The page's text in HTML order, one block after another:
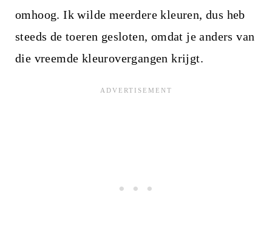
omhoog. Ik wilde meerdere kleuren, dus heb
steeds de toeren gesloten, omdat je anders van
die vreemde kleurovergangen krijgt.